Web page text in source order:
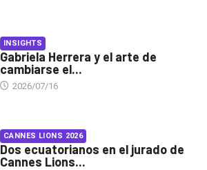
INSIGHTS
Gabriela Herrera y el arte de
cambiarse el...
2026/07/16
CANNES LIONS 2026
Dos ecuatorianos en el jurado de
Cannes Lions...